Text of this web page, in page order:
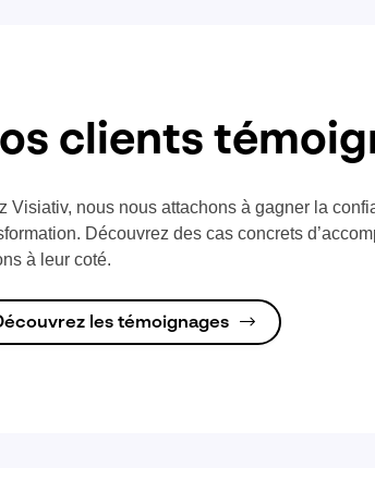
clients
Visiativ, nous nous attachons à gagner la
Découvrez des cas concrets
à leur coté.
les témoignages